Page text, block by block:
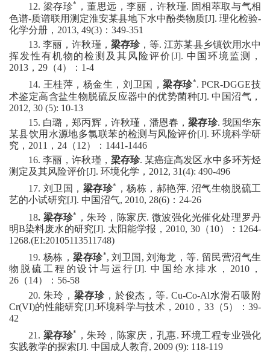
12. 梁存珍* ，董思远，李丽，许秋瑾. 固相萃取与气相
色谱-质谱联用测定淮安某县地下水中酚类物质[J]. 理化检验-
化学分册， 2013, 49(3) ： 349-351
13.李丽，许秋瑾， 梁存珍，等.江苏某县乡镇饮用水中
挥发性有机物的检测及其风险评价 [J]. 中国环境监测，
2013 ， 29 （4）： 1-4
14. 王桂萍，杨金生，刘卫国，梁存珍*. PCR-DGGE技
术鉴定高含盐生物脱硫反应器中的优势菌种[J]. 中国沼气，
2012, 30 (5): 10-13
1 5. 白璐，郑丙辉，许秋瑾，潘恩春，梁存珍. 我国华东
某县饮用水源地多氯联苯的检测与风险评价[J]. 环境科学研
究， 2011 ， 24 （12）： 1441-1446
16.李丽，许秋瑾， 梁存珍.某癌症高发区水中多环芳烃
测定及其风险评价[J]. 环境化学， 2012, 31(4): 490-496
17. 刘卫国， 梁存珍* ，杨栋，郝艳萍. 沼气生物脱硫工
艺的小试研究[J]. 中国沼气, 2010, 28(6) ： 24-26
18. 梁存珍* ，朱玲，陈家庆. 微波强化光催化处理罗丹
明B染料废水的研究[J]. 太阳能学报， 2010, 30（10）： 1264-
1268.(EI:20105113511748)
19. 杨栋，梁存珍*,刘卫国 ,刘海龙 ，等. 留民营沼气生
物脱硫工程的设计与运行 [J]. 中国给水排水，2010 ，
26 （14）： 56-58
20. 朱玲， 梁存珍，於俊杰，等. Cu-Co-Al水滑石吸附
Cr(VI)的性能研究[J].环境科学与技术， 2010 ， 33（5）：39-
42
21 . 梁存珍* ，朱玲，陈家庆，孔惠.环境工程专业强化
实践教学的探索[J]. 中国成人教育, 2009 (9): 118-119